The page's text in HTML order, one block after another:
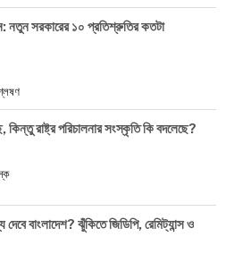
নতুন সরকারের ১০ প্রতিশ্রুতির কতটা
কিন্তু রাষ্ট্র পরিচালনার সংস্কৃতি কি বদলেছে?
বাংলাদেশ? ঝুঁকিতে জিডিপি, রেমিট্যান্স ও